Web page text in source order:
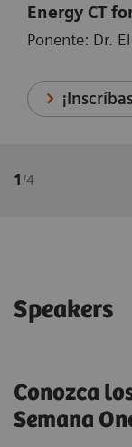
Energy CT
Ponente: Dr.
1/4
Speakers
Conozca
Semana